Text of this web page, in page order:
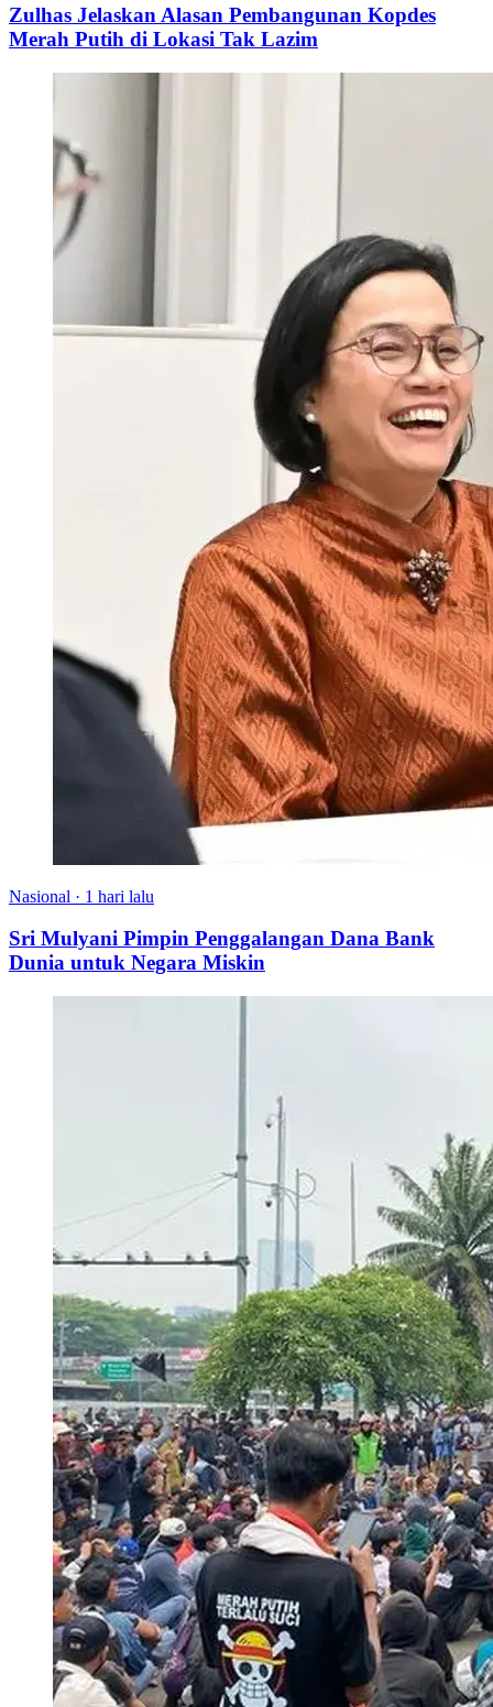
Zulhas Jelaskan Alasan Pembangunan Kopdes
Merah Putih di Lokasi Tak Lazim
Nasional · 1 hari lalu
Sri Mulyani Pimpin Penggalangan Dana Bank
Dunia untuk Negara Miskin